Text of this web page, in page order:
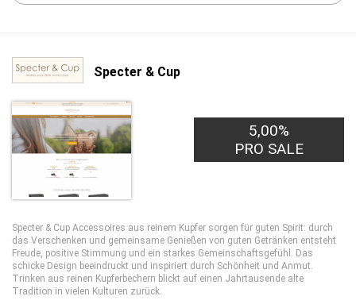
Specter & Cup
5,00%
PRO SALE
Specter & Cup Accessoires aus reinem Kupfer sorgen für guten Spirit: durch
das Verschenken und gemeinsame Genießen von guten Getränken entsteht
Freude, positive Stimmung und ein starkes Gemeinschaftsgefühl. Das
schicke Design beeindruckt und inspiriert durch Schönheit und Anmut.
Trinken aus reinen Kupferbechern blickt auf einen Jahrtausende alte
Tradition in vielen Kulturen zurück.